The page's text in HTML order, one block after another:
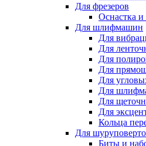
Для фрезеров
Оснастка и
Для шлифмашин
Для
Для
Для
Для
Для
Для
Для
Для
Кольца
Для
Биты и